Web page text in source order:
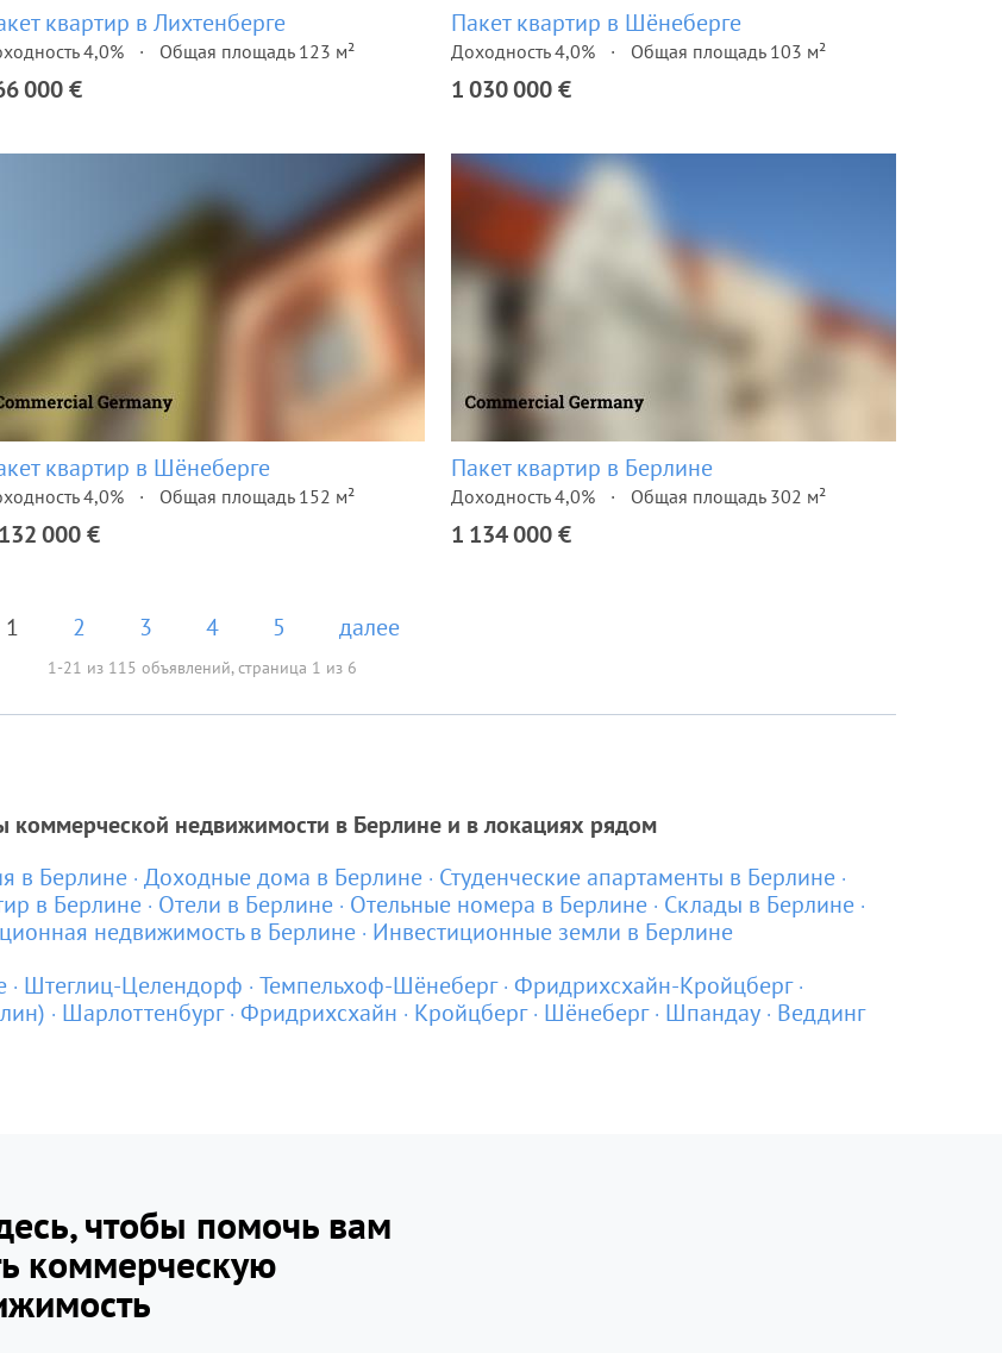
квартир в Лихтенберге
4,0% Общая площадь 123 м²
000 €
Пакет квартир в Шёнеберге
Доходность 4,0% Общая площадь 103 м²
1 030 000 €
квартир в Шёнеберге
4,0% Общая площадь 152 м²
000 €
Пакет квартир в Берлине
Доходность 4,0% Общая площадь 302 м²
1 134 000 €
1 2 3 4 5 далее
1-21 из 115 объявлений, страница 1 из 6
коммерческой недвижимости в Берлине и в локациях рядом
в Берлине Доходные дома в Берлине Студенческие апартаменты в Берлине
в Берлине Отели в Берлине Отельные номера в Берлине Склады в Берлине
недвижимость в Берлине Инвестиционные земли в Берлине
Штеглиц-Целендорф Темпельхоф-Шёнеберг Фридрихсхайн-Кройцберг
Шарлоттенбург Фридрихсхайн Кройцберг Шёнеберг Шпандау Веддинг
чтобы помочь вам
коммерческую